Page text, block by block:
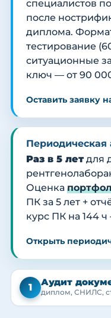
специалистов
после
диплома.
тестирование
ситуационные
ключ — от 90
Оставить заявку
Периодическая
Раз в 5 летдля
Оценка
ПК за 5 лет +
курс ПК на 144
Открыть
1 Аудит
диплом, СНИЛС,